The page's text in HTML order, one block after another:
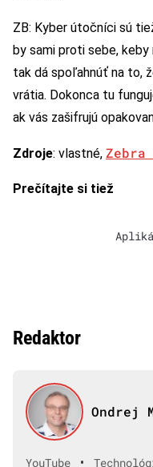
ZB: Kyber útočníci sú
by sami proti sebe,
tak dá spoľahnúť na to,
vrátia. Dokonca tu
ak vás zašifrujú
Zdroje: vlastné, Zebra
Prečítajte si tiež
Redaktor
Ondrej
YouTube •